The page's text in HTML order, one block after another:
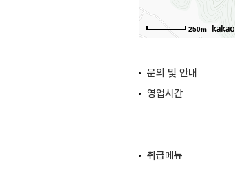
250m
문의 및 안내
영업시간
취급메뉴